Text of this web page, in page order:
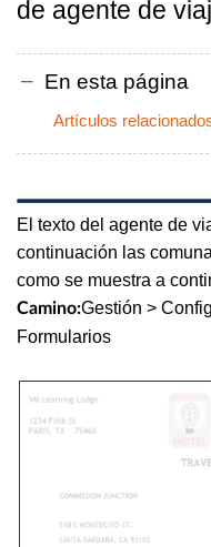
de agente de
En esta página
Artículos
El texto del agente de
continuación las
como se muestra a
Camino:Gestión >
Formularios